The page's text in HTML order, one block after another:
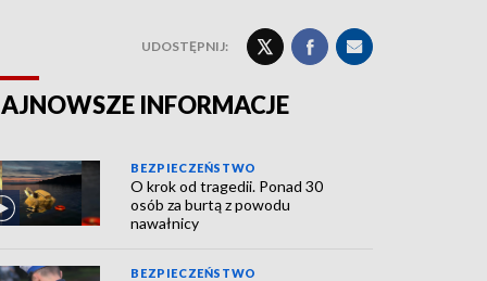
UDOSTĘPNIJ:
INFORMACJE
BEZPIECZEŃSTWO
O krok od tragedii. Ponad 30
osób za burtą z powodu
nawałnicy
BEZPIECZEŃSTWO